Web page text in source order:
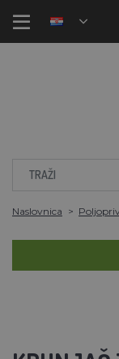
Naslovnica